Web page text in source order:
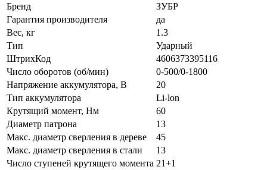
Бренд
ЗУБР
Гарантия производителя
да
Вес, кг
1.3
Тип
Ударный
ШтрихКод
4606373395116
Число оборотов (об/мин)
0-500/0-1800
Напряжение аккумулятора, В
20
Тип аккумулятора
Li-lon
Крутящий момент, Нм
60
Диаметр патрона
13
Макс. диаметр сверления в дереве
45
Макс. диаметр сверления в стали
13
Число ступеней крутящего момента 21+1